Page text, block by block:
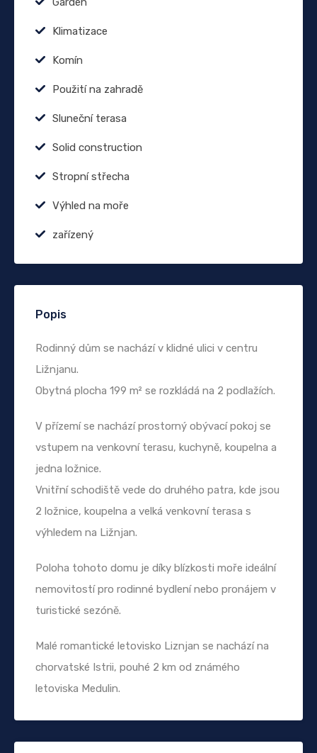
Klimatizace
Komín
Použití na zahradě
Sluneční terasa
Solid construction
Stropní střecha
Výhled na moře
zařízený
Popis
Rodinný dům se nachází v klidné ulici v centru
Ližnjanu.
Obytná plocha 199 m² se rozkládá na 2 podlažích.
V přízemí se nachází prostorný obývací pokoj se
vstupem na venkovní terasu, kuchyně, koupelna a
jedna ložnice.
Vnitřní schodiště vede do druhého patra, kde jsou
2 ložnice, koupelna a velká venkovní terasa s
výhledem na Ližnjan.
Poloha tohoto domu je díky blízkosti moře ideální
nemovitostí pro rodinné bydlení nebo pronájem v
turistické sezóně.
Malé romantické letovisko Liznjan se nachází na
chorvatské Istrii, pouhé 2 km od známého
letoviska Medulin.